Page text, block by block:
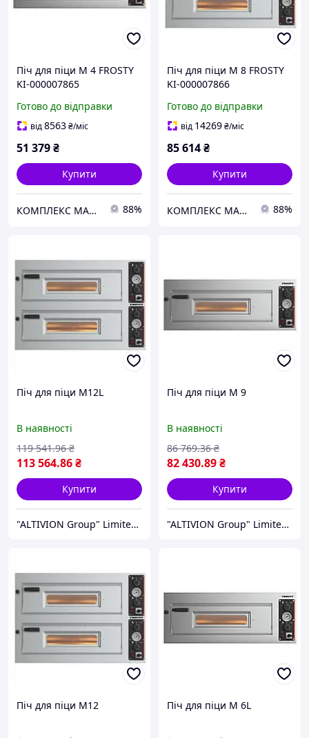
Піч для піци M 4 FROSTY
KI-000007865
Готово до відправки
від8563₴/міс
51 379₴
Купити
КОМПЛЕКС МАРКЕТ 88%
Піч для піци M 8 FROSTY
KI-000007866
Готово до відправки
від 14269₴/міс
85 614₴
Купити
КОМПЛЕКС МАРКЕТ 88%
Піч для піци M12L
В наявності
113 564.86₴
119 541.96 ₴
Купити
"ALTIVION Group" Limited Liability Company
Піч для піци M 9
В наявності
82 430.89₴
86 769.36 ₴
Купити
"ALTIVION Group" Limited Liability Company
Піч для піци M12 Піч для піци M 6L